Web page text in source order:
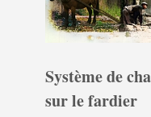
Système de
sur le fardier